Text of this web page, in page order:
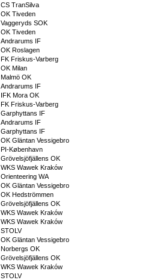
CS TranSilva
OK Tiveden
Vaggeryds SOK
OK Tiveden
Andrarums IF
OK Roslagen
FK Friskus-Varberg
OK Milan
Malmö OK
Andrarums IF
IFK Mora OK
FK Friskus-Varberg
Garphyttans IF
Andrarums IF
Garphyttans IF
OK Gläntan Vessigebro
PI-København
Grövelsjöfjällens OK
WKS Wawek Kraków
Orienteering WA
OK Gläntan Vessigebro
OK Hedströmmen
Grövelsjöfjällens OK
WKS Wawek Kraków
WKS Wawek Kraków
STOLV
OK Gläntan Vessigebro
Norbergs OK
Grövelsjöfjällens OK
WKS Wawek Kraków
STOLV